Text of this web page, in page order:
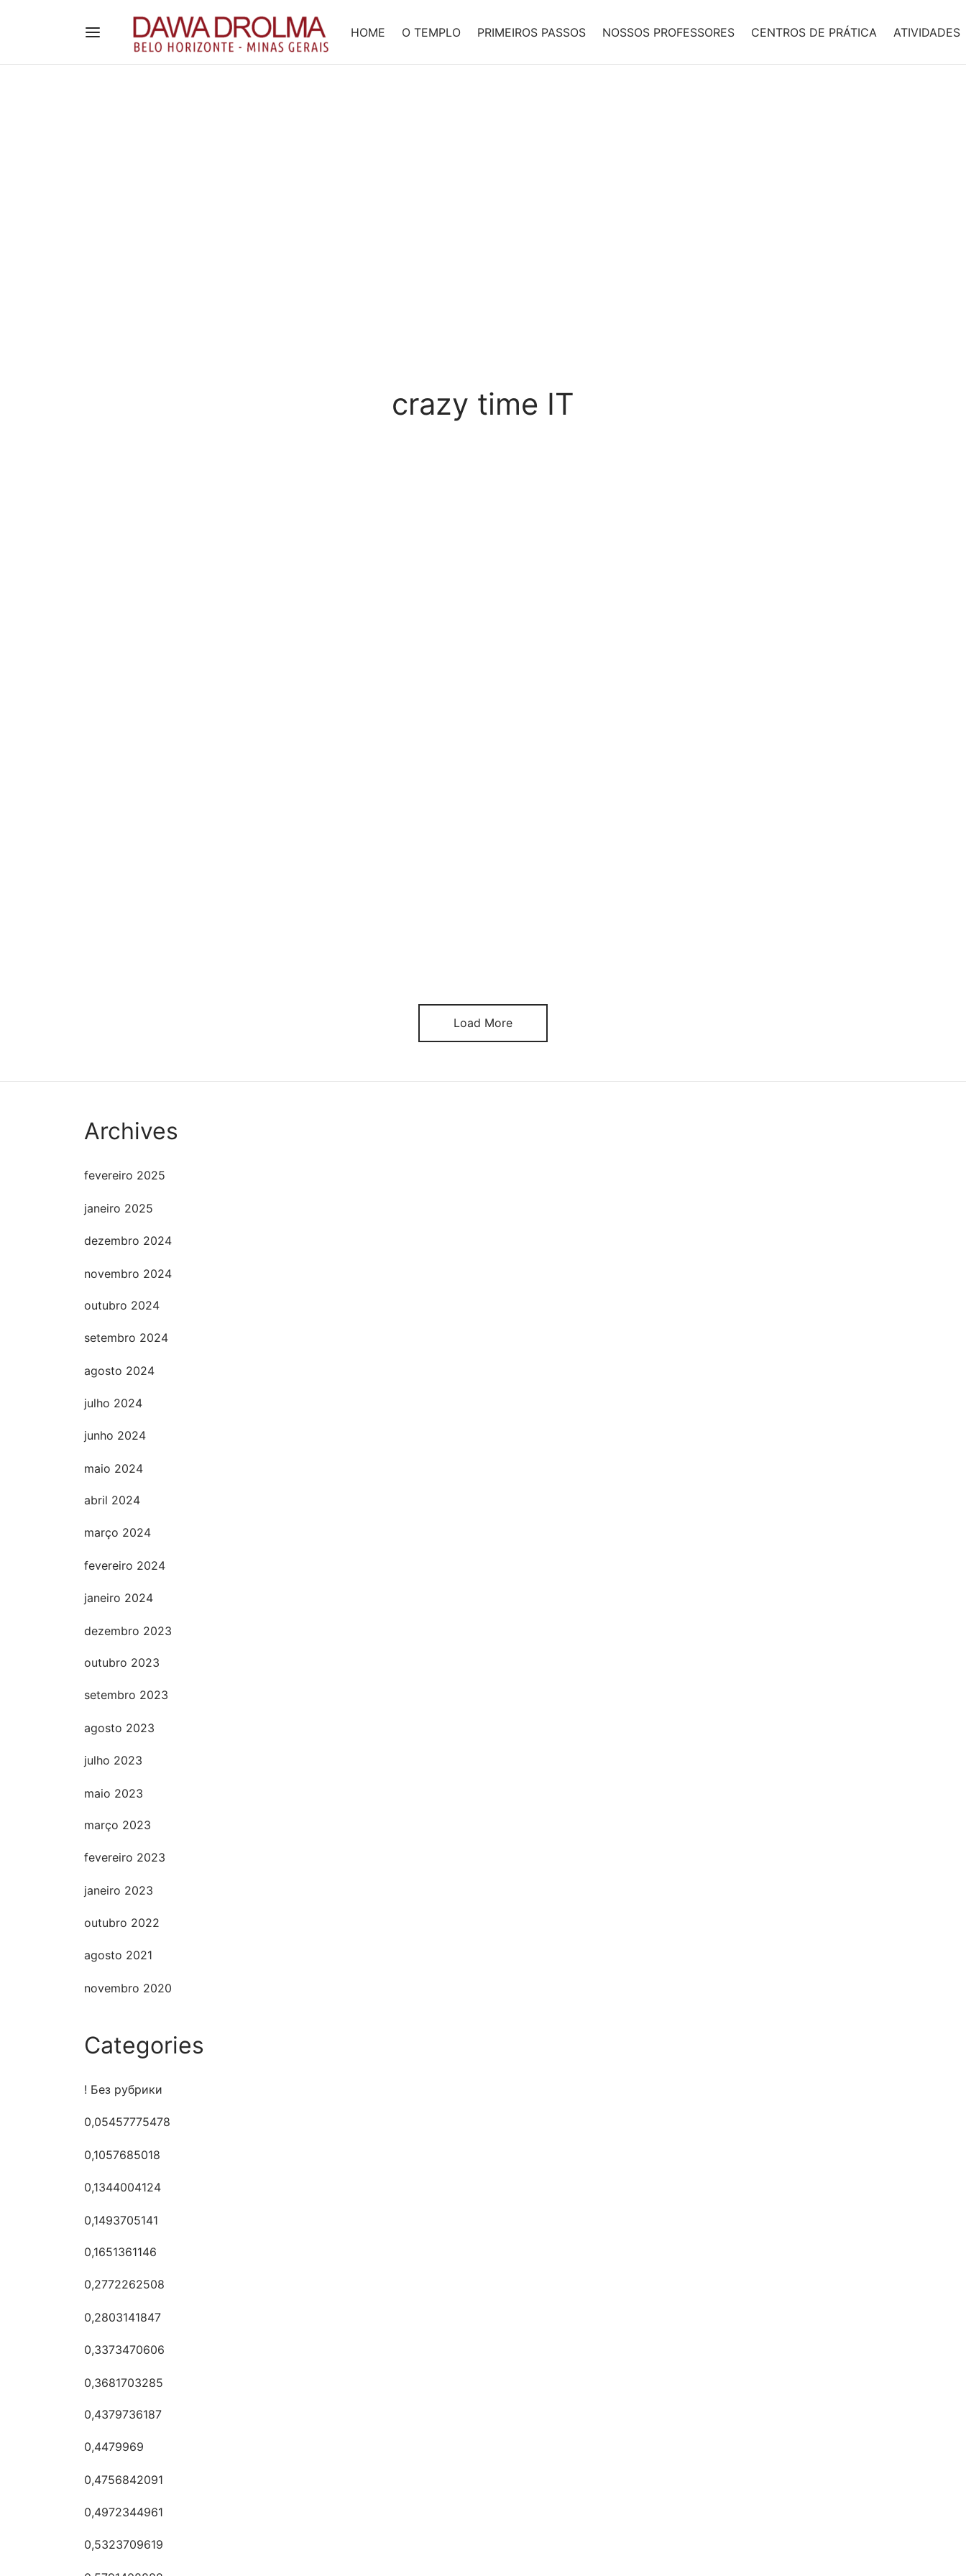
HOME O TEMPLO PRIMEIROS PASSOS NOSSOS PROFESSORES CENTROS DE PRÁTICA ATIVIDADES
crazy time IT
Load More
Archives
fevereiro 2025
janeiro 2025
dezembro 2024
novembro 2024
outubro 2024
setembro 2024
agosto 2024
julho 2024
junho 2024
maio 2024
abril 2024
março 2024
fevereiro 2024
janeiro 2024
dezembro 2023
outubro 2023
setembro 2023
agosto 2023
julho 2023
maio 2023
março 2023
fevereiro 2023
janeiro 2023
outubro 2022
agosto 2021
novembro 2020
Categories
! Без рубрики
0,05457775478
0,1057685018
0,1344004124
0,1493705141
0,1651361146
0,2772262508
0,2803141847
0,3373470606
0,3681703285
0,4379736187
0,4479969
0,4756842091
0,4972344961
0,5323709619